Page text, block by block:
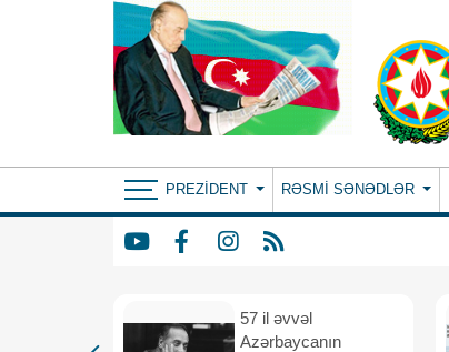
PREZIDENT RƏSMI SƏNƏDLƏR
57 il əvvəl
Azərbaycanın